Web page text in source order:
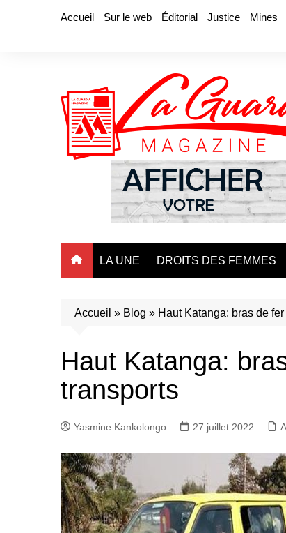
Accueil Sur le web Éditorial Justice Mines
LA UNE DROITS DES FEMMES
Accueil » Blog » Haut Katanga: bras de
Haut Katanga:
transports
Yasmine Kankolongo 27 juillet 2022